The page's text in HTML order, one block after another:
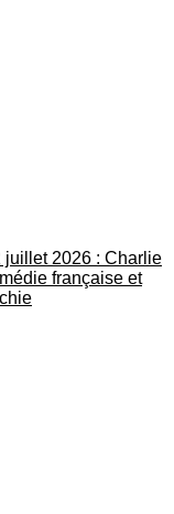
juillet 2026 : Charlie
française et